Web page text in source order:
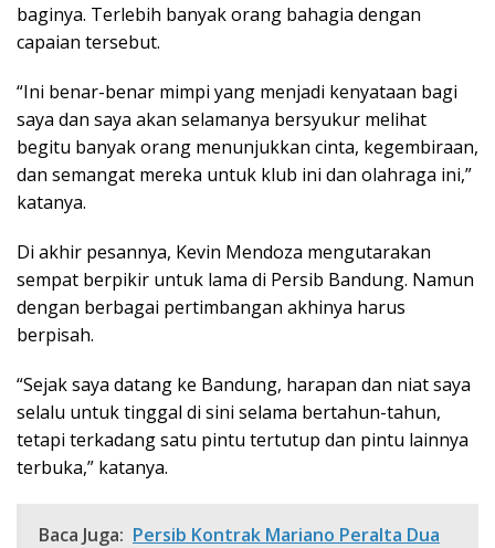
baginya. Terlebih banyak orang bahagia dengan
capaian tersebut.
“Ini benar-benar mimpi yang menjadi kenyataan bagi
saya dan saya akan selamanya bersyukur melihat
begitu banyak orang menunjukkan cinta, kegembiraan,
dan semangat mereka untuk klub ini dan olahraga ini,”
katanya.
Di akhir pesannya, Kevin Mendoza mengutarakan
sempat berpikir untuk lama di Persib Bandung. Namun
dengan berbagai pertimbangan akhinya harus
berpisah.
“Sejak saya datang ke Bandung, harapan dan niat saya
selalu untuk tinggal di sini selama bertahun-tahun,
tetapi terkadang satu pintu tertutup dan pintu lainnya
terbuka,” katanya.
Baca Juga: Persib Kontrak Mariano Peralta Dua